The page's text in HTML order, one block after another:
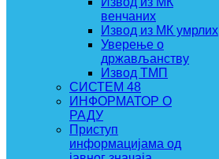
венчаних
Извод из МК умрлих
Уверење о
држављанству
Извод ТМП
СИСТЕМ 48
ИНФОРМАТОР О
РАДУ
Приступ
информацијама од